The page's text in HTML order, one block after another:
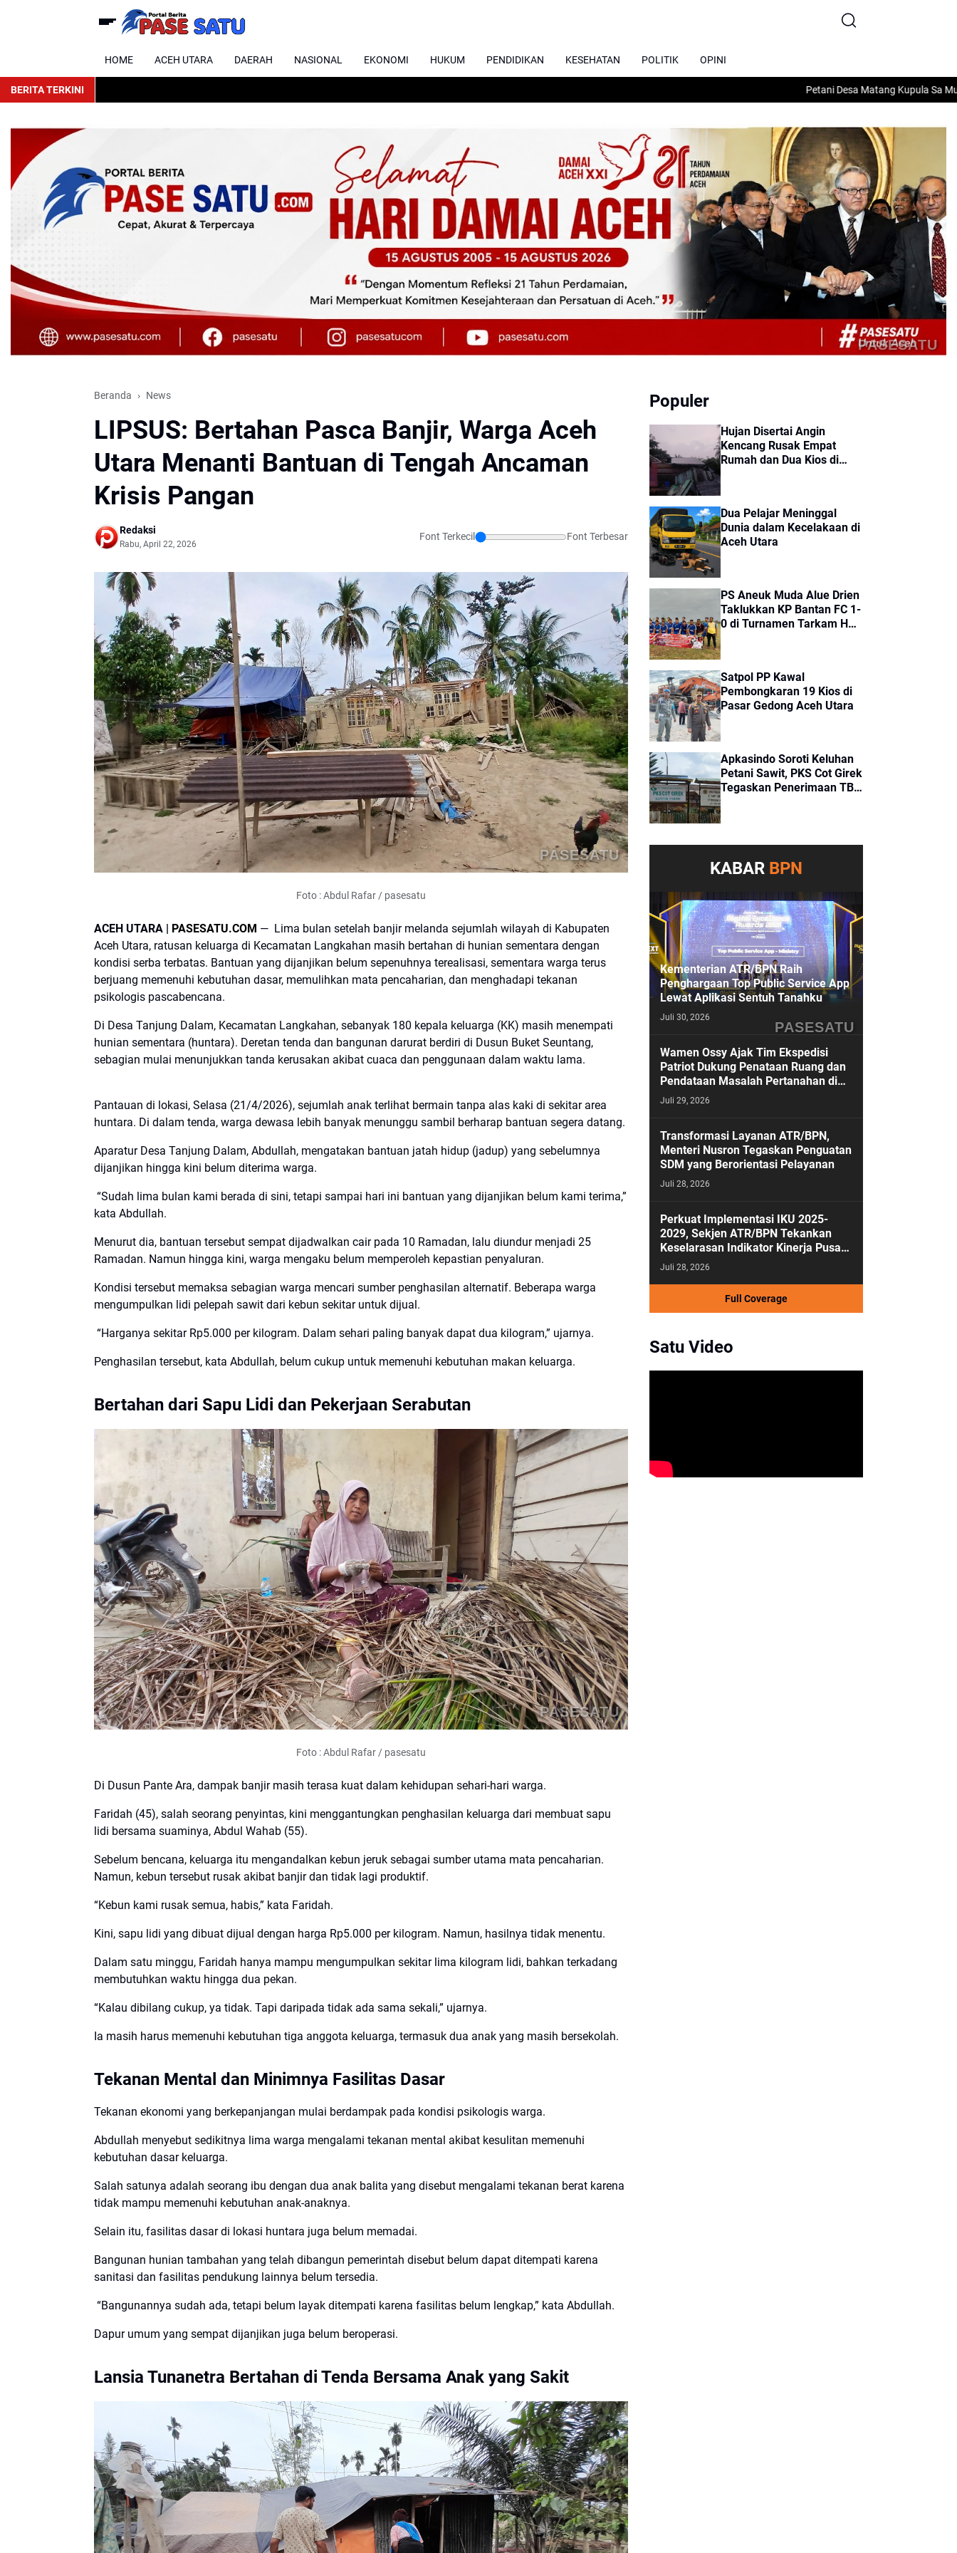
HOME ACEH UTARA DAERAH NASIONAL EKONOMI HUKUM PENDIDIKAN KESEHATAN POLITIK OPINI
BERITA TERKINI Petani Desa Matang Kupula Sa Mulai Turun
PASESATU
Beranda News
LIPSUS: Bertahan Pasca Banjir, Warga Aceh
Utara Menanti Bantuan di Tengah Ancaman
Krisis Pangan
Redaksi
Rabu, April 22, 2026
Font Terkecil Font Terbesar
PASESATU
Foto : Abdul Rafar / pasesatu
ACEH UTARA | PASESATU.COM — Lima bulan setelah banjir melanda sejumlah wilayah di Kabupaten
Aceh Utara, ratusan keluarga di Kecamatan Langkahan masih bertahan di hunian sementara dengan
kondisi serba terbatas. Bantuan yang dijanjikan belum sepenuhnya terealisasi, sementara warga terus
berjuang memenuhi kebutuhan dasar, memulihkan mata pencaharian, dan menghadapi tekanan
psikologis pascabencana.
Di Desa Tanjung Dalam, Kecamatan Langkahan, sebanyak 180 kepala keluarga (KK) masih menempati
hunian sementara (huntara). Deretan tenda dan bangunan darurat berdiri di Dusun Buket Seuntang,
sebagian mulai menunjukkan tanda kerusakan akibat cuaca dan penggunaan dalam waktu lama.
Pantauan di lokasi, Selasa (21/4/2026), sejumlah anak terlihat bermain tanpa alas kaki di sekitar area
huntara. Di dalam tenda, warga dewasa lebih banyak menunggu sambil berharap bantuan segera datang.
Aparatur Desa Tanjung Dalam, Abdullah, mengatakan bantuan jatah hidup (jadup) yang sebelumnya
dijanjikan hingga kini belum diterima warga.
“Sudah lima bulan kami berada di sini, tetapi sampai hari ini bantuan yang dijanjikan belum kami terima,”
kata Abdullah.
Menurut dia, bantuan tersebut sempat dijadwalkan cair pada 10 Ramadan, lalu diundur menjadi 25
Ramadan. Namun hingga kini, warga mengaku belum memperoleh kepastian penyaluran.
Kondisi tersebut memaksa sebagian warga mencari sumber penghasilan alternatif. Beberapa warga
mengumpulkan lidi pelepah sawit dari kebun sekitar untuk dijual.
“Harganya sekitar Rp5.000 per kilogram. Dalam sehari paling banyak dapat dua kilogram,” ujarnya.
Penghasilan tersebut, kata Abdullah, belum cukup untuk memenuhi kebutuhan makan keluarga.
Bertahan dari Sapu Lidi dan Pekerjaan Serabutan
PASESATU
Foto : Abdul Rafar / pasesatu
Di Dusun Pante Ara, dampak banjir masih terasa kuat dalam kehidupan sehari-hari warga.
Faridah (45), salah seorang penyintas, kini menggantungkan penghasilan keluarga dari membuat sapu
lidi bersama suaminya, Abdul Wahab (55).
Sebelum bencana, keluarga itu mengandalkan kebun jeruk sebagai sumber utama mata pencaharian.
Namun, kebun tersebut rusak akibat banjir dan tidak lagi produktif.
“Kebun kami rusak semua, habis,” kata Faridah.
Kini, sapu lidi yang dibuat dijual dengan harga Rp5.000 per kilogram. Namun, hasilnya tidak menentu.
Dalam satu minggu, Faridah hanya mampu mengumpulkan sekitar lima kilogram lidi, bahkan terkadang
membutuhkan waktu hingga dua pekan.
“Kalau dibilang cukup, ya tidak. Tapi daripada tidak ada sama sekali,” ujarnya.
Ia masih harus memenuhi kebutuhan tiga anggota keluarga, termasuk dua anak yang masih bersekolah.
Tekanan Mental dan Minimnya Fasilitas Dasar
Tekanan ekonomi yang berkepanjangan mulai berdampak pada kondisi psikologis warga.
Abdullah menyebut sedikitnya lima warga mengalami tekanan mental akibat kesulitan memenuhi
kebutuhan dasar keluarga.
Salah satunya adalah seorang ibu dengan dua anak balita yang disebut mengalami tekanan berat karena
tidak mampu memenuhi kebutuhan anak-anaknya.
Selain itu, fasilitas dasar di lokasi huntara juga belum memadai.
Bangunan hunian tambahan yang telah dibangun pemerintah disebut belum dapat ditempati karena
sanitasi dan fasilitas pendukung lainnya belum tersedia.
“Bangunannya sudah ada, tetapi belum layak ditempati karena fasilitas belum lengkap,” kata Abdullah.
Dapur umum yang sempat dijanjikan juga belum beroperasi.
Lansia Tunanetra Bertahan di Tenda Bersama Anak yang Sakit
Populer
Hujan Disertai Angin
Kencang Rusak Empat
Rumah dan Dua Kios di
Dua Pelajar Meninggal
Dunia dalam Kecelakaan di
Aceh Utara
PS Aneuk Muda Alue Drien
Taklukkan KP Bantan FC 1-
0 di Turnamen Tarkam HUT
Satpol PP Kawal
Pembongkaran 19 Kios di
Pasar Gedong Aceh Utara
Apkasindo Soroti Keluhan
Petani Sawit, PKS Cot Girek
Tegaskan Penerimaan TBS
KABAR BPN
PASESATU
Kementerian ATR/BPN Raih
Penghargaan Top Public Service App
Lewat Aplikasi Sentuh Tanahku
Juli 30, 2026
Wamen Ossy Ajak Tim Ekspedisi
Patriot Dukung Penataan Ruang dan
Pendataan Masalah Pertanahan di
Kawasan Transmigrasi
Juli 29, 2026
Transformasi Layanan ATR/BPN,
Menteri Nusron Tegaskan Penguatan
SDM yang Berorientasi Pelayanan
Juli 28, 2026
Perkuat Implementasi IKU 2025-
2029, Sekjen ATR/BPN Tekankan
Keselarasan Indikator Kinerja Pusat
dan Daerah
Juli 28, 2026
Full Coverage
Satu Video